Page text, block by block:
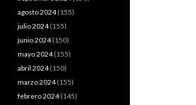
agosto 2024(155)
julio 2024(155)
junio 2024(150)
mayo 2024(155)
abril 2024(150)
marzo 2024(155)
febrero 2024(145)